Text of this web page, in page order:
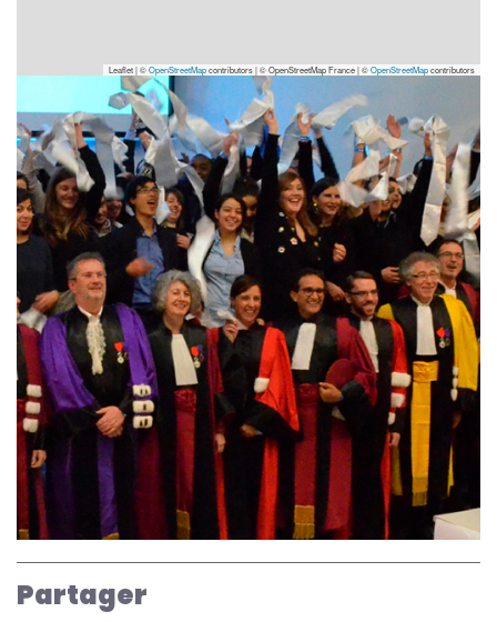
Leaflet | ©OpenStreetMapcontributors|© OpenStreetMap France | ©OpenStreetMapcontributors
Partager